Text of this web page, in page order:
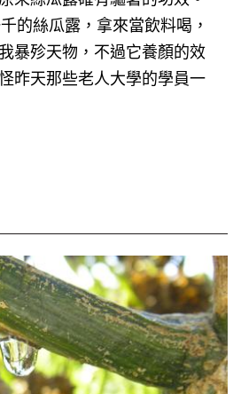
的絲瓜露，拿來當飲料喝，
暴殄天物，不過它養顏的效
昨天那些老人大學的學員一